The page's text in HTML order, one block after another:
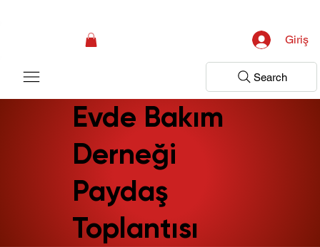
Giriş
Search
Evde Bakım
Derneği
Paydaş
Toplantısı